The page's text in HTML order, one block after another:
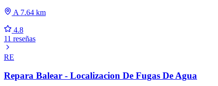
A 7.64 km
4.8
11 reseñas
RE
Repara Balear - Localizacion De Fugas De Agua